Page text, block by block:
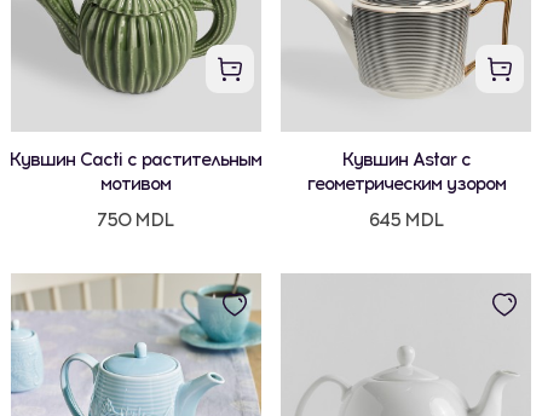
Кувшин Cacti с растительным
мотивом
750 MDL
Кувшин Astar с
геометрическим узором
645 MDL